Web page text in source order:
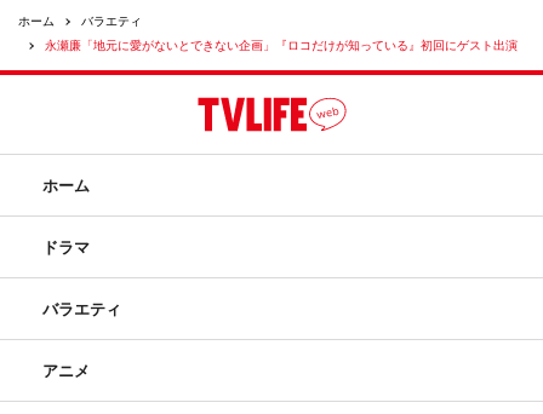
ホーム
バラエティ
永瀬廉「地元に愛がないとできない企画」『ロコだけが知っている』初回にゲスト出演
ホーム
ドラマ
バラエティ
アニメ